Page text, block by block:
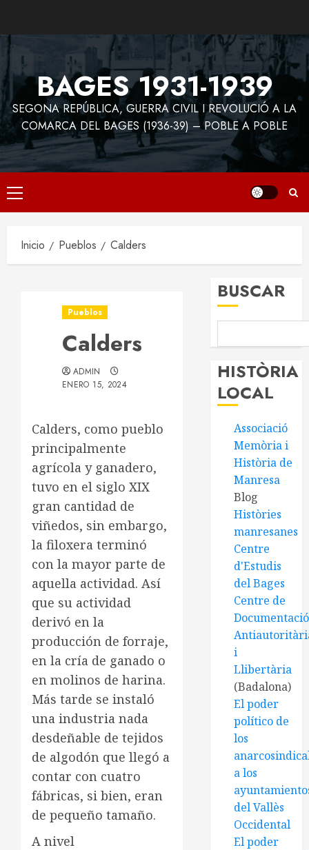
contenido
BAGES 1931-1939
SEGONA REPÚBLICA, GUERRA CIVIL I REVOLUCIÓ A LA
COMARCA DEL BAGES (1936-39) – POBLE A POBLE
Menú
principal
Inicio Pueblos Calders
Pueblos
Calders
ADMIN
ENERO 15, 2024
Calders, como pueblo
principalmente
agrícola y ganadero,
tuvo en el siglo XIX
gran cantidad de
viñedos, sin embargo,
la filoxera terminó
con la mayor parte de
aquella actividad. Así
que su actividad
derivó en la
producción de forraje,
en la cría de ganado o
en molinos de harina.
Más tarde se instaló
una industria nada
desdeñable de tejidos
de algodón que llegó a
contar con cuatro
fábricas, si bien, eran
de pequeño tamaño.
A nivel
BUSCAR
HISTÒRIA
LOCAL
Associació
Memòria i
Història de
Manresa
Blog
Històries
manresanes
Centre
d'Estudis
del Bages
Centre de
Documentació
i
Llibertària
(Badalona)
El poder
político de
los
a los
del Vallès
Occidental
El poder